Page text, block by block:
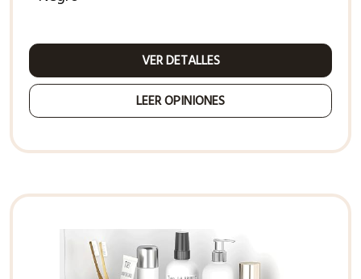
VER DETALLES
LEER OPINIONES